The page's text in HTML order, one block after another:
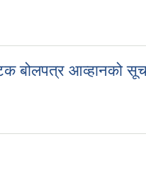
पटक बोलपत्र आव्हानको